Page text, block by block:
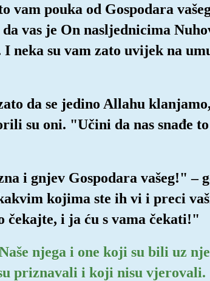
vam pouka od Gospodara
vas je On nasljednicima
neka su vam zato uvijek na
da se jedino Allahu
su oni. "Učini da nas snađe
i gnjev Gospodara vašeg!" –
kojima ste ih vi i preci
čekajte, i ja ću s vama čekati!"
njega i one koji su bili uz
priznavali i koji nisu vjerovali.